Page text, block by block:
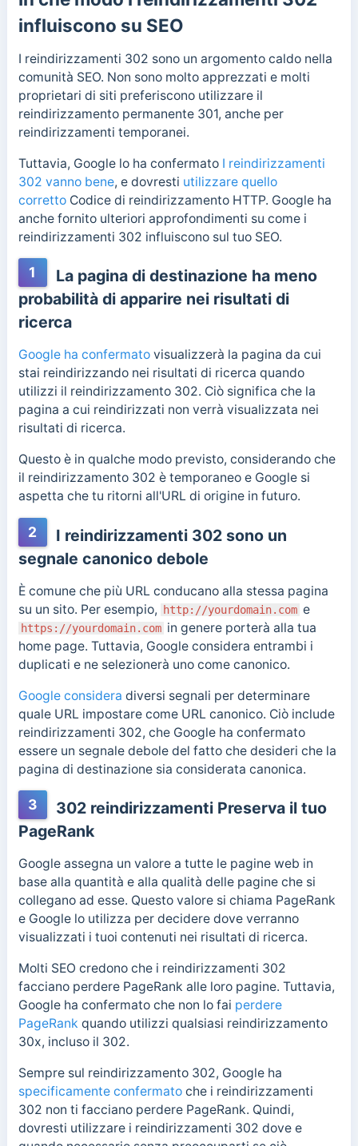
influiscono su SEO
I reindirizzamenti 302 sono un argomento caldo nella
comunità SEO. Non sono molto apprezzati e molti
proprietari di siti preferiscono utilizzare il
reindirizzamento permanente 301, anche per
reindirizzamenti temporanei.
Tuttavia, Google lo ha confermato I reindirizzamenti
302 vanno bene, e dovresti utilizzare quello
correttoCodice di reindirizzamento HTTP. Google ha
anche fornito ulteriori approfondimenti su come i
reindirizzamenti 302 influiscono sul tuo SEO.
1
La pagina di destinazione ha meno
probabilità di apparire nei risultati di
ricerca
Google ha confermatovisualizzerà la pagina da cui
stai reindirizzando nei risultati di ricerca quando
utilizzi il reindirizzamento 302. Ciò significa che la
pagina a cui reindirizzati non verrà visualizzata nei
risultati di ricerca.
Questo è in qualche modo previsto, considerando che
il reindirizzamento 302 è temporaneo e Google si
aspetta che tu ritorni all'URL di origine in futuro.
2
I reindirizzamenti 302 sono un
segnale canonico debole
È comune che più URL conducano alla stessa pagina
su un sito. Per esempio,
http://yourdomain.com e
https://yourdomain.com in genere porterà alla tua
home page. Tuttavia, Google considera entrambi i
duplicati e ne selezionerà uno come canonico.
Google considera diversi segnali per determinare
quale URL impostare come URL canonico. Ciò include
reindirizzamenti 302, che Google ha confermato
essere un segnale debole del fatto che desideri che la
pagina di destinazione sia considerata canonica.
3
302 reindirizzamenti Preserva il tuo
PageRank
Google assegna un valore a tutte le pagine web in
base alla quantità e alla qualità delle pagine che si
collegano ad esse. Questo valore si chiama PageRank
e Google lo utilizza per decidere dove verranno
visualizzati i tuoi contenuti nei risultati di ricerca.
Molti SEO credono che i reindirizzamenti 302
facciano perdere PageRank alle loro pagine. Tuttavia,
Google ha confermato che non lo fai perdere
PageRank quando utilizzi qualsiasi reindirizzamento
30x, incluso il 302.
Sempre sul reindirizzamento 302, Google ha
specificamente confermatoche i reindirizzamenti
302 non ti facciano perdere PageRank. Quindi,
dovresti utilizzare i reindirizzamenti 302 dove e